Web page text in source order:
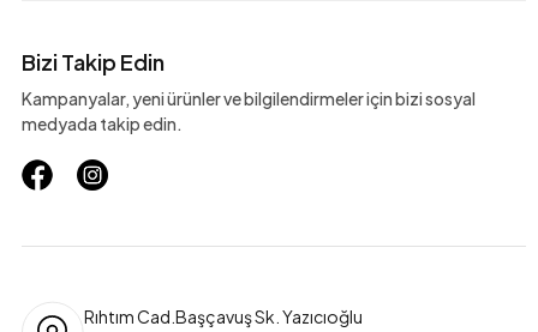
Bizi Takip Edin
Kampanyalar, yeni ürünler ve bilgilendirmeler için bizi sosyal
medyada takip edin.
Rıhtım Cad.Başçavuş Sk. Yazıcıoğlu